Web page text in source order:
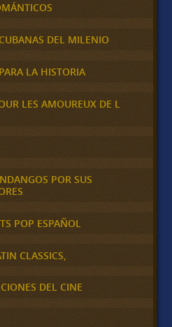
DEL MILENIO
LA HISTORIA
LES AMOUREUX DE L
POR SUS
POP ESPAÑOL
CLASSICS,
DEL CINE